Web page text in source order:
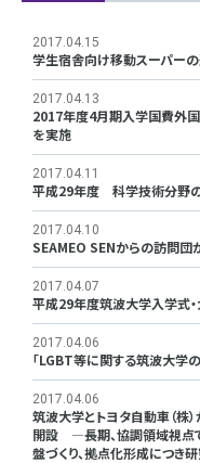
2017.04.15
学生宿舎向け移動スーパー
2017.04.13
2017年度4月期入学国費外
を実施
2017.04.11
平成29年度 科学技術分野
2017.04.10
SEAMEO SENからの訪問団
2017.04.07
平成29年度筑波大学入学式
2017.04.06
「LGBT等に関する筑波大学
2017.04.06
筑波大学とトヨタ自動車（株
開設 ―長期、協調領域視点
盤づくり、拠点化形成につき